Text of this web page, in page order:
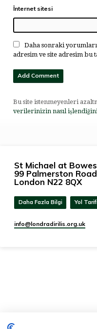
İnternet sitesi
Daha sonraki
adresim ve site adresim bu
Bu site istenmeyenleri
verilerinizin nasıl
St Michael at
99 Palmerston
London N22 8QX
Daha Fazla Bilgi Yol
info​@londradirilis.org.uk